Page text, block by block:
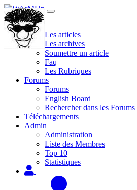
Site
Les articles
Les archives
Soumettre un article
Faq
Les Rubriques
Forums
Forums
English Board
Rechercher dans les Forums
Téléchargements
Admin
Administration
Liste des Membres
Top 10
Statistiques